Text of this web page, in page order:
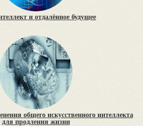
и отдалённое будущее
общего искусственного интеллекта
для продления жизни